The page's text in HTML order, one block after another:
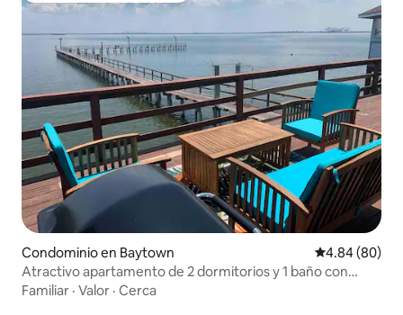
Condominio en Baytown Calificación
4.84 (80)
Atractivo apartamento de 2 dormitorios y 1 baño con
vistas al agua
Familiar · Valor · Cerca